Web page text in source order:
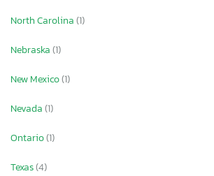
North Carolina(1)
Nebraska(1)
New Mexico(1)
Nevada(1)
Ontario(1)
Texas(4)